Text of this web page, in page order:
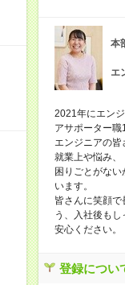
本
エ
2021年にエン
アサポーター職
エンジニアの
就業上や悩み、
困りごとがな
います。
皆さんに笑顔で
う、入社後も
安心ください。
登録につい